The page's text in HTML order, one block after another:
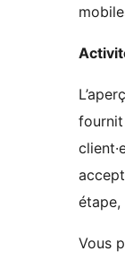
étape,
Vous